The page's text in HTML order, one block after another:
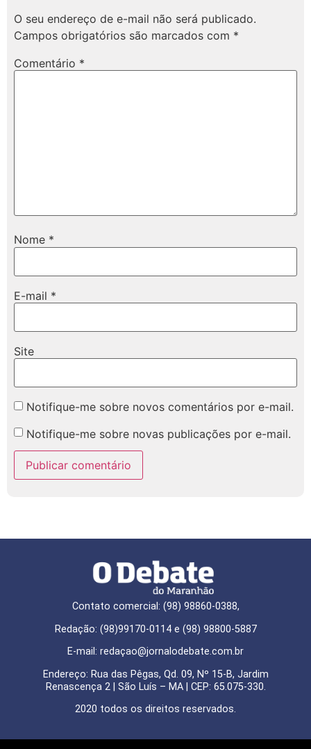
O seu endereço de e-mail não será publicado.
Campos obrigatórios são marcados com *
Comentário *
Nome *
E-mail *
Site
Notifique-me sobre novos comentários por e-mail.
Notifique-me sobre novas publicações por e-mail.
Contato comercial: (98) 98860-0388,
Redação: (98)99170-0114 e (98) 98800-5887
E-mail: redaçao@jornalodebate.com.br
Endereço: Rua das Pêgas, Qd. 09, Nº 15-B, Jardim
Renascença 2 | São Luís – MA | CEP: 65.075-330.
2020 todos os direitos reservados.